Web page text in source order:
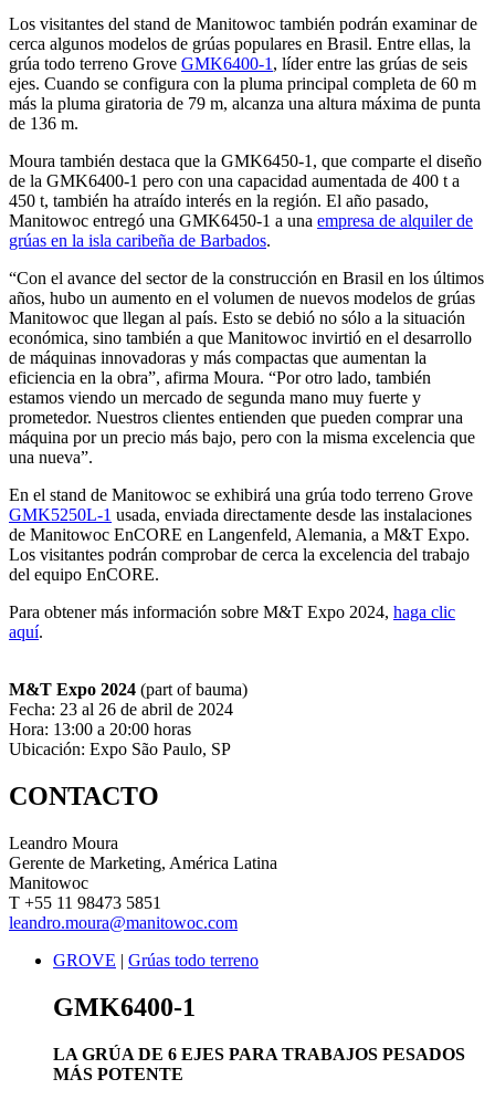
Los visitantes del stand de Manitowoc también podrán examinar de
cerca algunos modelos de grúas populares en Brasil. Entre ellas, la
grúa todo terreno Grove GMK6400-1 , líder entre las grúas de seis
ejes. Cuando se configura con la pluma principal completa de 60 m
más la pluma giratoria de 79 m, alcanza una altura máxima de punta
de 136 m.
Moura también destaca que la GMK6450-1, que comparte el diseño
de la GMK6400-1 pero con una capacidad aumentada de 400 t a
450 t, también ha atraído interés en la región. El año pasado,
Manitowoc entregó una GMK6450-1 a una empresa de alquiler de
grúas en la isla caribeña de Barbados.
“Con el avance del sector de la construcción en Brasil en los últimos
años, hubo un aumento en el volumen de nuevos modelos de grúas
Manitowoc que llegan al país. Esto se debió no sólo a la situación
económica, sino también a que Manitowoc invirtió en el desarrollo
de máquinas innovadoras y más compactas que aumentan la
eficiencia en la obra”, afirma Moura. “Por otro lado, también
estamos viendo un mercado de segunda mano muy fuerte y
prometedor. Nuestros clientes entienden que pueden comprar una
máquina por un precio más bajo, pero con la misma excelencia que
una nueva”.
En el stand de Manitowoc se exhibirá una grúa todo terreno Grove
GMK5250L-1 usada, enviada directamente desde las instalaciones
de Manitowoc EnCORE en Langenfeld, Alemania, a M&T Expo.
Los visitantes podrán comprobar de cerca la excelencia del trabajo
del equipo EnCORE.
Para obtener más información sobre M&T Expo 2024, haga clic
aquí.
M&T Expo 2024 (part of bauma)
Fecha: 23 al 26 de abril de 2024
Hora: 13:00 a 20:00 horas
Ubicación: Expo São Paulo, SP
CONTACTO
Leandro Moura
Gerente de Marketing, América Latina
Manitowoc
T +55 11 98473 5851
leandro.moura@manitowoc.com
GROVE | Grúas todo terreno
GMK6400-1
LA GRÚA DE 6 EJES PARA TRABAJOS PESADOS
MÁS POTENTE